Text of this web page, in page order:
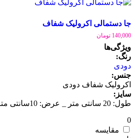
جا دستمالی اکرولیک شفاف
140,000 تومان
ویژگی‌ها
رنگ:
دودی
جنس:
اکرولیک شفاف دودی
سایز:
طول: 20 سانتی متر _ عرض: 10سانتی متر _ ارتفاع: 10 سانتی متر
0
مقایسه